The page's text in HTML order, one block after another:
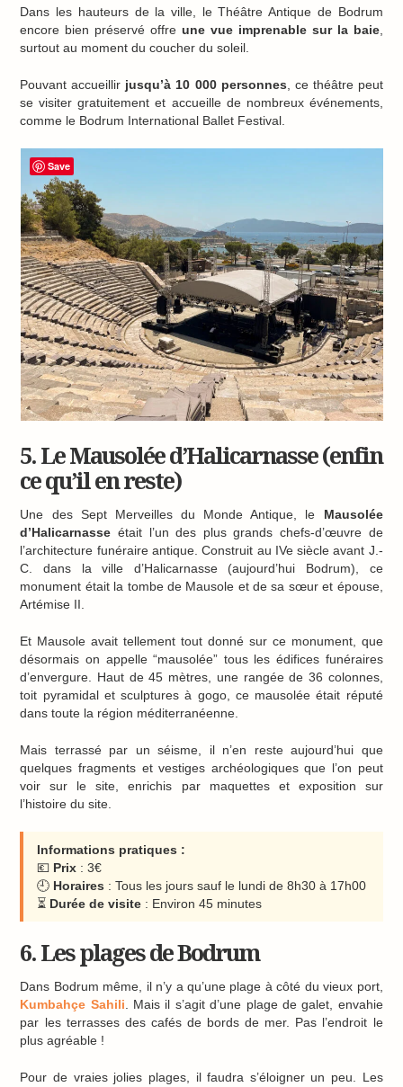
Dans les hauteurs de la ville, le Théâtre Antique de Bodrum
encore bien préservé offreune vue imprenable sur la baie,
surtout au moment du coucher du soleil.
Pouvant accueillir jusqu’à 10 000 personnes, ce théâtre peut
se visiter gratuitement et accueille de nombreux événements,
comme le Bodrum International Ballet Festival.
5. Le Mausolée d’Halicarnasse (enfin
ce qu’il en reste)
Une des Sept Merveilles du Monde Antique, le Mausolée
d’Halicarnasseétait l’un des plus grands chefs-d’œuvre de
l’architecture funéraire antique. Construit au IVe siècle avant J.-
C. dans la ville d’Halicarnasse (aujourd’hui Bodrum), ce
monument était la tombe de Mausole et de sa sœur et épouse,
Artémise II.
Et Mausole avait tellement tout donné sur ce monument, que
désormais on appelle “mausolée” tous les édifices funéraires
d’envergure. Haut de 45 mètres, une rangée de 36 colonnes,
toit pyramidal et sculptures à gogo, ce mausolée était réputé
dans toute la région méditerranéenne.
Mais terrassé par un séisme, il n’en reste aujourd’hui que
quelques fragments et vestiges archéologiques que l’on peut
voir sur le site, enrichis par maquettes et exposition sur
l’histoire du site.
Informations pratiques :
💶 Prix : 3€
🕘 Horaires : Tous les jours sauf le lundi de 8h30 à 17h00
⏳ Durée de visite : Environ 45 minutes
6. Les plages de Bodrum
Dans Bodrum même, il n’y a qu’une plage à côté du vieux port,
Kumbahçe Sahili. Mais il s’agit d’une plage de galet, envahie
par les terrasses des cafés de bords de mer. Pas l’endroit le
plus agréable !
Pour de vraies jolies plages, il faudra s’éloigner un peu. Les
Save